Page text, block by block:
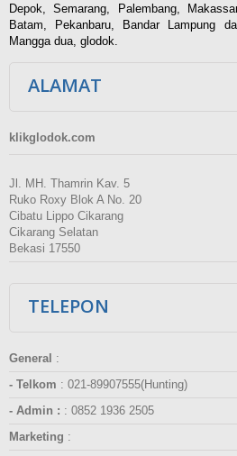
Depok, Semarang, Palembang,
Batam, Pekanbaru, Bandar Lampung
Mangga dua, glodok.
ALAMAT
klikglodok.com
Jl. MH. Thamrin Kav. 5
Ruko Roxy Blok A No. 20
Cibatu Lippo Cikarang
Cikarang Selatan
Bekasi 17550
TELEPON
General :
- Telkom : 021-89907555(Hunting)
- Admin : : 0852 1936 2505
Marketing :